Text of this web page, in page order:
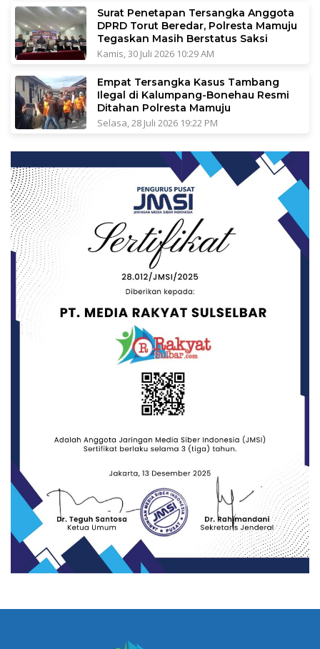
Surat Penetapan Tersangka Anggota
DPRD Torut Beredar, Polresta Mamuju
Tegaskan Masih Berstatus Saksi
Kamis, 30 Juli 2026 10:29 AM
Empat Tersangka Kasus Tambang
Ilegal di Kalumpang-Bonehau Resmi
Ditahan Polresta Mamuju
Selasa, 28 Juli 2026 19:22 PM